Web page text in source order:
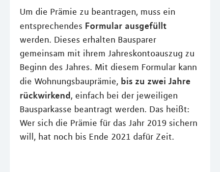
Um die Prämie zu beantragen, muss ein
entsprechendes Formular ausgefüllt
werden. Dieses erhalten Bausparer
gemeinsam mit ihrem Jahreskontoauszug zu
Beginn des Jahres. Mit diesem Formular kann
die Wohnungsbauprämie, bis zu zwei Jahre
rückwirkend, einfach bei der jeweiligen
Bausparkasse beantragt werden. Das heißt:
Wer sich die Prämie für das Jahr 2019 sichern
will, hat noch bis Ende 2021 dafür Zeit.